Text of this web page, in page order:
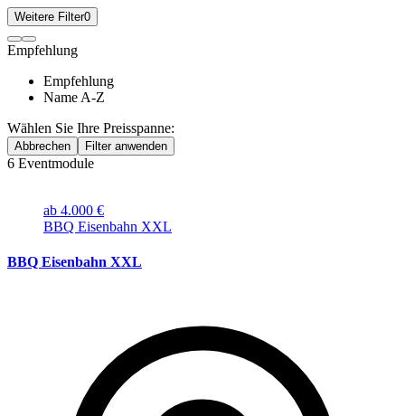
Weitere Filter0
Empfehlung
Empfehlung
Name A-Z
Wählen Sie Ihre Preisspanne:
Abbrechen Filter anwenden
6 Eventmodule
ab 4.000 €
BBQ Eisenbahn XXL
BBQ Eisenbahn XXL